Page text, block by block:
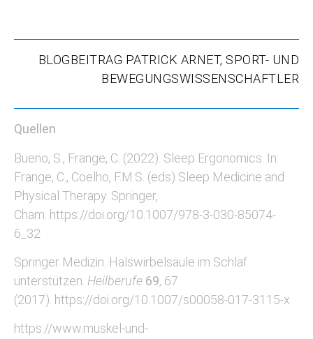
BLOGBEITRAG PATRICK ARNET, SPORT- UND
BEWEGUNGSWISSENSCHAFTLER
Quellen
Bueno, S., Frange, C. (2022). Sleep Ergonomics. In:
Frange, C., Coelho, F.M.S. (eds) Sleep Medicine and
Physical Therapy. Springer,
Cham. https://doi.org/10.1007/978-3-030-85074-
6_32
Springer Medizin. Halswirbelsäule im Schlaf
unterstützen. Heilberufe 69, 67
(2017). https://doi.org/10.1007/s00058-017-3115-x
https://www.muskel-und-